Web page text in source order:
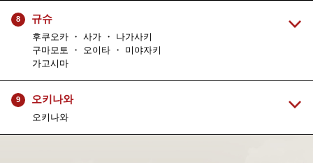
8 규슈
후쿠오카 ・ 사가 ・ 나가사키
구마모토 ・ 오이타 ・ 미야자키
가고시마
9 오키나와
오키나와